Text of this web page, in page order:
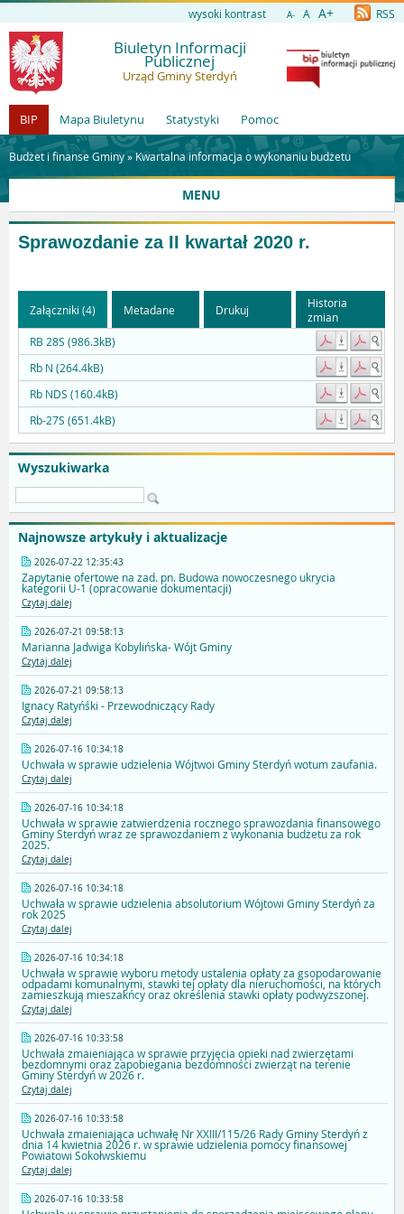
wysoki kontrast A- A A+ RSS
Biuletyn Informacji
Publicznej
Urząd Gminy Sterdyń
BIP Mapa Biuletynu Statystyki Pomoc
Budżet i finanse Gminy »Kwartalna informacja o wykonaniu budżetu
MENU
Wyszukiwarka
Najnowsze artykuły i aktualizacje
2026-07-22 12:35:43
Zapytanie ofertowe na zad. pn. Budowa nowoczesnego ukrycia
kategorii U-1 (opracowanie dokumentacji)
Czytaj dalej
2026-07-21 09:58:13
Marianna Jadwiga Kobylińska- Wójt Gminy
Czytaj dalej
2026-07-21 09:58:13
Ignacy Ratyńśki - Przewodniczący Rady
Czytaj dalej
2026-07-16 10:34:18
Uchwała w sprawie udzielenia Wójtwoi Gminy Sterdyń wotum zaufania.
Czytaj dalej
2026-07-16 10:34:18
Uchwała w sprawie zatwierdzenia rocznego sprawozdania finansowego
Gminy Sterdyń wraz ze sprawozdaniem z wykonania budżetu za rok
2025.
Czytaj dalej
2026-07-16 10:34:18
Uchwała w sprawie udzielenia absolutorium Wójtowi Gminy Sterdyń za
rok 2025
Czytaj dalej
2026-07-16 10:34:18
Uchwała w sprawie wyboru metody ustalenia opłaty za gsopodarowanie
odpadami komunalnymi, stawki tej opłaty dla nieruchomości, na których
zamieszkują mieszakńcy oraz określenia stawki opłaty podwyższonej.
Czytaj dalej
2026-07-16 10:33:58
Uchwała zmaieniająca w sprawie przyjęcia opieki nad zwierzętami
bezdomnymi oraz zapobiegania bezdomności zwierząt na terenie
Gminy Sterdyń w 2026 r.
Czytaj dalej
2026-07-16 10:33:58
Uchwała zmaieniająca uchwałę Nr XXIII/115/26 Rady Gminy Sterdyń z
dnia 14 kwietnia 2026 r. w sprawie udzielenia pomocy finansowej
Powiatowi Sokołwskiemu
Czytaj dalej
2026-07-16 10:33:58
Sprawozdanie za II kwartał 2020 r.
Załączniki (4) Metadane Drukuj
Historia
zmian
RB 28S (986.3kB)
Rb N (264.4kB)
Rb NDS (160.4kB)
Rb-27S (651.4kB)